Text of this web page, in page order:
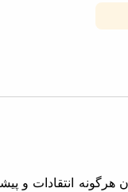
و پیشنهادات